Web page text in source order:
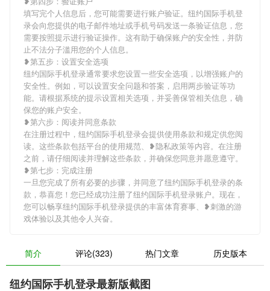
填写完个人信息后，您可能需要进行账户验证。纽约国际手机登
录会向您提供的电子邮件地址或手机号码发送一条验证信息，您
需要按照提示进行验证操作。这有助于确保账户的安全性，并防
止不法分子滥用您的个人信息。
❥第五步：设置安全选项
纽约国际手机登录通常要求您设置一些安全选项，以增强账户的
安全性。例如，可以设置安全问题和答案，启用两步验证等功
能。请根据系统的提示设置相关选项，并妥善保管相关信息，确
保您的账户安全。
❥第六步：阅读并同意条款
在注册过程中，纽约国际手机登录会提供使用条款和规定供您阅
读。这些条款包括平台的使用规范、❥隐私政策等内容。在注册
之前，请仔细阅读并理解这些条款，并确保您同意并愿意遵守。
❥第七步：完成注册
一旦您完成了所有必要的步骤，并同意了纽约国际手机登录的条
款，恭喜您！您已经成功注册了纽约国际手机登录账户。现在，
您可以畅享纽约国际手机登录提供的丰富体育赛事、❥刺激的游
戏体验以及其他令人兴奋。
简介 评论(323) 热门文章 历史版本
纽约国际手机登录最新版截图